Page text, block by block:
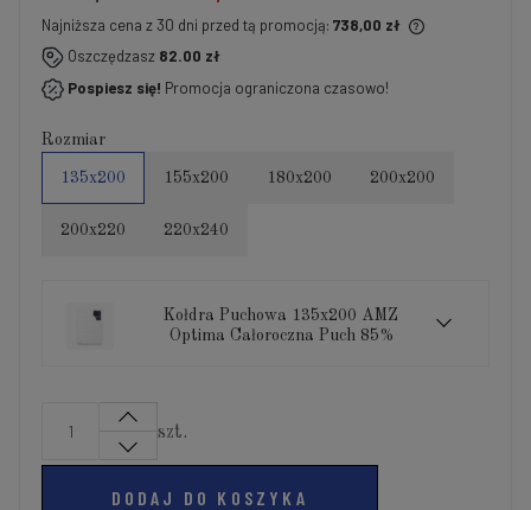
Najniższa cena z 30 dni przed tą promocją: 738,00 zł
Jeżeli produkt jest sprzedawany krócej niż 30 dni,
wyświetlana jest najniższa cena od momentu, kiedy
produkt pojawił się w sprzedaży.
Oszczędzasz 82.00 zł
Pospiesz się! Promocja ograniczona czasowo!
Rozmiar
135x200 155x200 180x200 200x200
200x220 220x240
Kołdra Puchowa 135x200 AMZ
Optima Całoroczna Puch 85%
szt.
DODAJ DO KOSZYKA